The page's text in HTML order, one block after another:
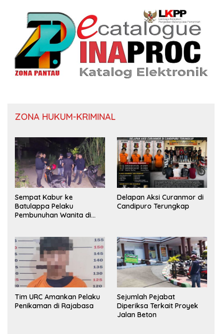
ZONA HUKUM-KRIMINAL
Sempat Kabur ke
Batulappa Pelaku
Pembunuhan Wanita di
Delapan Aksi Curanmor di
Candipuro Terungkap
Tim URC Amankan Pelaku
Penikaman di Rajabasa
Sejumlah Pejabat
Diperiksa Terkait Proyek
Jalan Beton